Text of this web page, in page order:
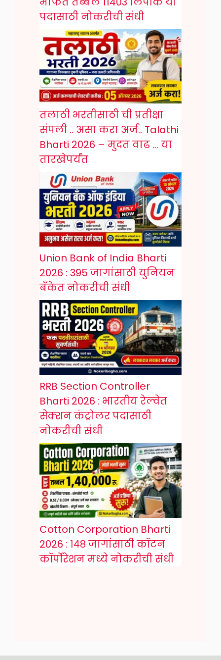
पदासाठी नोकरीची संधी
तलाठी भरतीसाठी ची प्रतीक्षा
संपली .. असा करा अर्ज.. Talathi
Bharti 2026 – मुदत वाढ … या
तारखेपर्यंत
Union Bank of India Bharti
2026 : 395 जागांसाठी युनियन
बँकेत नोकरीची संधी
RRB Section Controller
Bharti 2026 : भारतीय रेल्वेत
सेक्शन कंट्रोलर पदासाठी
नोकरीची संधी
Cotton Corporation Bharti
2026 : १४८ जागांसाठी कॉटन
कॉर्पोरेशन मध्ये नोकरीची संधी